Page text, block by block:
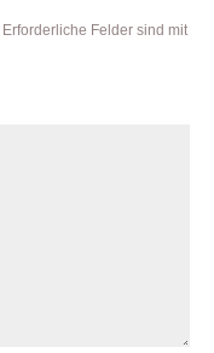
Erforderliche Felder sind mit